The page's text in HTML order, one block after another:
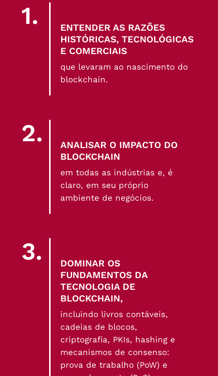
1.
ENTENDER AS RAZÕES
HISTÓRICAS, TECNOLÓGICAS
E COMERCIAIS
que levaram ao nascimento do
blockchain.
2.
ANALISAR O IMPACTO DO
BLOCKCHAIN
em todas as indústrias e, é
claro, em seu próprio
ambiente de negócios.
3.
DOMINAR OS
FUNDAMENTOS DA
TECNOLOGIA DE
BLOCKCHAIN,
incluindo livros contáveis,
cadeias de blocos,
criptografia, PKIs, hashing e
mecanismos de consenso:
prova de trabalho (PoW) e